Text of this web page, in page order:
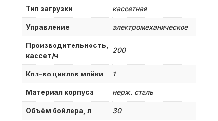
Тип загрузки кассетная
Управление электромеханическое
Производительность,
кассет/ч
200
Кол-во циклов мойки 1
Материал корпуса нерж. сталь
Объём бойлера, л 30